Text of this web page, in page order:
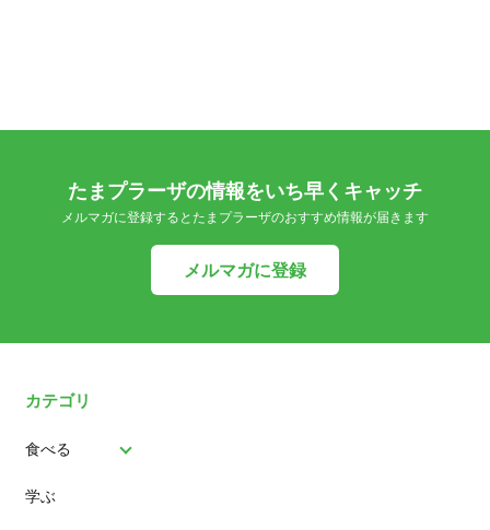
たまプラーザの情報をいち早くキャッチ
メルマガに登録するとたまプラーザのおすすめ情報が届きます
メルマガに登録
カテゴリ
食べる
パン
学ぶ